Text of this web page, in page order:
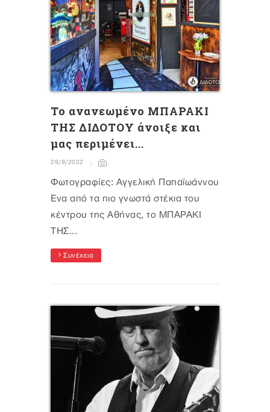
Το ανανεωμένο ΜΠΑΡΑΚΙ
ΤΗΣ ΔΙΔΟΤΟΥ άνοιξε και
μας περιμένει...
29/9/2022
Φωτογραφίες: Αγγελική Παπαϊωάννου
Ένα από τα πιο γνωστά στέκια του
κέντρου της Αθήνας, το ΜΠΑΡΑΚΙ
ΤΗΣ...
Συνέχεια